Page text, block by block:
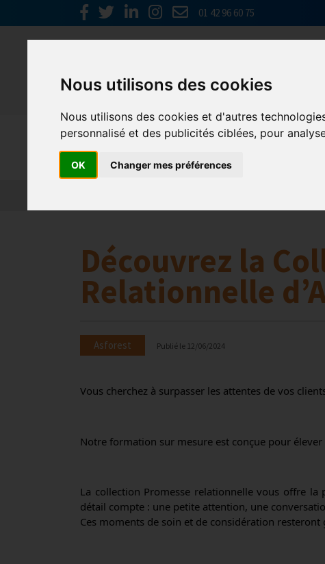
Nous utilisons des cookies
Nous utilisons des cookies et d'autres
personnalisé et des publicités ciblées, pour
OK Changer mes préférences
01 42 96 60 75
Nos
Découvrez la
Relationnelle
Asforest Publié le 12/06/2024
Vous cherchez à surpasser les attentes de vos
Notre formation sur mesure est conçue pour élever
La collection Promesse relationnelle vous offre
détail compte : une petite attention, une
Ces moments de soin et de considération